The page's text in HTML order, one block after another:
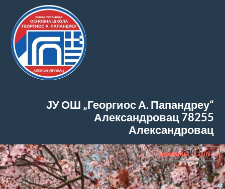
ЈУ ОШ „Георгиос А. Папандреу“
Александровац78255
Александровац
Ћирилица|Latinica